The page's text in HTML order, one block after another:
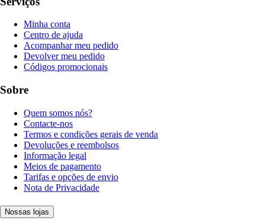
Minha conta
Centro de ajuda
Acompanhar meu pedido
Devolver meu pedido
Códigos promocionais
Sobre
Quem somos nós?
Contacte-nos
Termos e condições gerais de venda
Devoluções e reembolsos
Informação legal
Meios de pagamento
Tarifas e opções de envio
Nota de Privacidade
Nossas lojas